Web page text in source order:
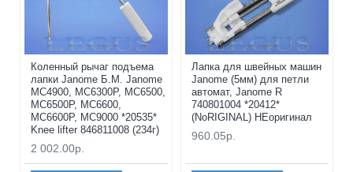
Коленный рычаг подъема
лапки Janome Б.М. Janome
MC4900, MC6300P, MC6500,
MC6500P, MC6600,
MC6600P, MC9000 *20535*
Knee lifter 846811008 (234г)
2 002.00р.
Лапка для швейных машин
Janome (5мм) для петли
автомат, Janome R
740801004 *20412*
(NoRIGINAL) НЕоригинал
960.05р.